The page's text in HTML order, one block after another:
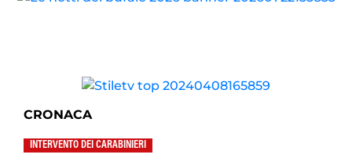
CRONACA
INTERVENTO DEI CARABINIERI